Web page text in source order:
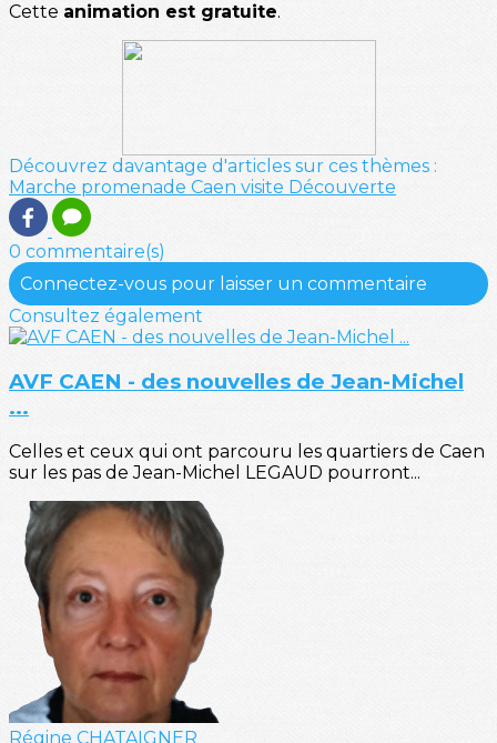
Cette animation est gratuite.
Découvrez davantage d'articles sur ces thèmes :
Marche promenade Caen visite Découverte
0 commentaire(s)
Connectez-vous pour laisser un commentaire
Consultez également
AVF CAEN - des nouvelles de Jean-Michel
...
Celles et ceux qui ont parcouru les quartiers de Caen
sur les pas de Jean-Michel LEGAUD pourront...
Régine CHATAIGNER